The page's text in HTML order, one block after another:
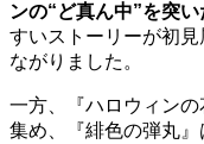
ンの“ど真ん中”を突
すいストーリーが初
ながりました。
一方、『ハロウィン
集め、『緋色の弾丸